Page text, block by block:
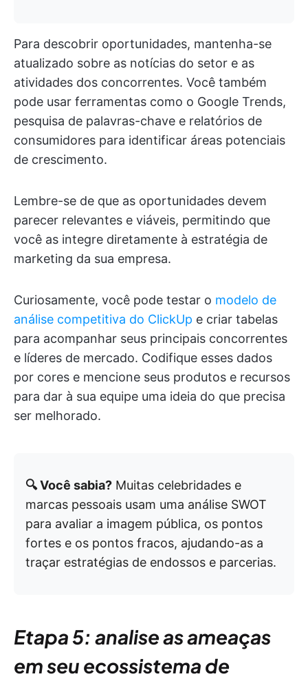
Para descobrir oportunidades, mantenha-se
atualizado sobre as notícias do setor e as
atividades dos concorrentes. Você também
pode usar ferramentas como o Google Trends,
pesquisa de palavras-chave e relatórios de
consumidores para identificar áreas potenciais
de crescimento.
Lembre-se de que as oportunidades devem
parecer relevantes e viáveis, permitindo que
você as integre diretamente à estratégia de
marketing da sua empresa.
Curiosamente, você pode testar o modelo de
análise competitiva do ClickUp e criar tabelas
para acompanhar seus principais concorrentes
e líderes de mercado. Codifique esses dados
por cores e mencione seus produtos e recursos
para dar à sua equipe uma ideia do que precisa
ser melhorado.
🔍 Você sabia? Muitas celebridades e
marcas pessoais usam uma análise SWOT
para avaliar a imagem pública, os pontos
fortes e os pontos fracos, ajudando-as a
traçar estratégias de endossos e parcerias.
Etapa 5: analise as ameaças
em seu ecossistema de